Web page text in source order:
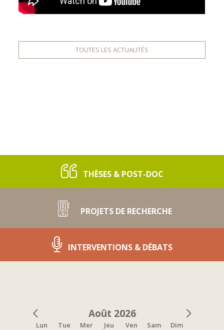
TOUTES LES ACTUALITÉS
THÈSES & POST-DOC
PROJETS DE RECHERCHE
INTERVENTIONS & DÉBATS
Août 2026
Lun Tue Mer Jeu Ven Sam Dim